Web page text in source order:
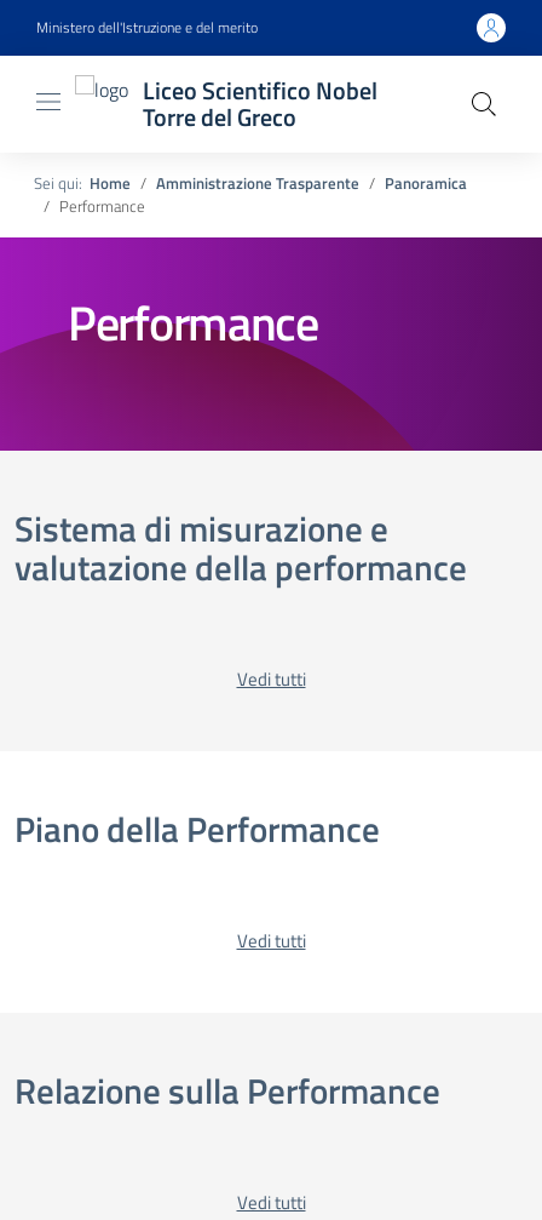
Ministero dell'Istruzione e del merito
Liceo Scientifico Nobel
Torre del Greco
Sei qui: Home Amministrazione Trasparente
Panoramica
Performance
Performance
Sistema di misurazione e
valutazione della performance
Vedi tutti
Piano della Performance
Vedi tutti
Relazione sulla Performance
Vedi tutti